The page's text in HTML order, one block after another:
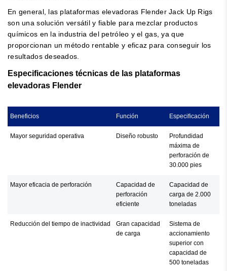
En general, las plataformas elevadoras Flender Jack Up Rigs
son una solución versátil y fiable para mezclar productos
químicos en la industria del petróleo y el gas, ya que
proporcionan un método rentable y eficaz para conseguir los
resultados deseados.
Especificaciones técnicas de las plataformas
elevadoras Flender
Beneficios Función Especificación
Mayor seguridad operativa Diseño robusto
Profundidad
máxima de
perforación de
30.000 pies
Mayor eficacia de perforación
Capacidad de
perforación
eficiente
Capacidad de
carga de 2.000
toneladas
Reducción del tiempo de inactividad
Gran capacidad
de carga
Sistema de
accionamiento
superior con
capacidad de
500 toneladas